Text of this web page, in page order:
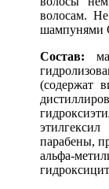
волосам. Не
шампунями
Состав:
(содержат
парабены,
альфа-